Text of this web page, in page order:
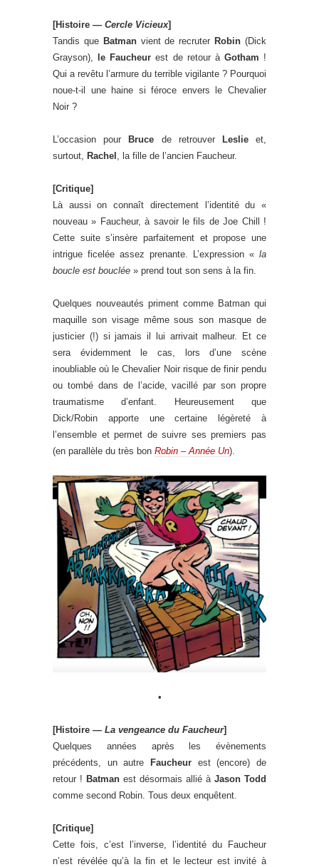
[Histoire — Cercle Vicieux]
Tandis que Batmanvient de recruter Robin (Dick
Grayson),
le Faucheur est de retour à Gotham !
Qui a revêtu l’armure du terrible vigilante ? Pourquoi
noue-t-il une haine si féroce envers le Chevalier
Noir ?
L’occasion pour Bruce de retrouver Leslieet,
surtout, Rachel , la fille de l’ancien Faucheur.
[Critique]
Là aussi on connaît directement l’identité du «
nouveau » Faucheur, à savoir le fils de Joe Chill !
Cette suite s’insère parfaitement et propose une
intrigue ficelée assez prenante. L’expression « la
boucle est bouclée » prend tout son sens à la fin.
Quelques nouveautés priment comme Batman qui
maquille son visage même sous son masque de
justicier (!) si jamais il lui arrivait malheur. Et ce
sera évidemment le cas, lors d’une scène
inoubliable où le Chevalier Noir risque de finir pendu
ou tombé dans de l’acide, vacillé par son propre
traumatisme d’enfant. Heureusement que
Dick/Robin apporte une certaine légèreté à
l’ensemble et permet de suivre ses premiers pas
(en parallèle du très bon Robin – Année Un).
•
[Histoire — La vengeance du Faucheur]
Quelques années après les évènements
précédents, un autre
Faucheur est (encore) de
retour ! Batman est désormais allié à Jason Todd
comme second Robin. Tous deux enquêtent.
[Critique]
Cette fois, c’est l’inverse, l’identité du Faucheur
n’est révélée qu’à la fin et le lecteur est invité à